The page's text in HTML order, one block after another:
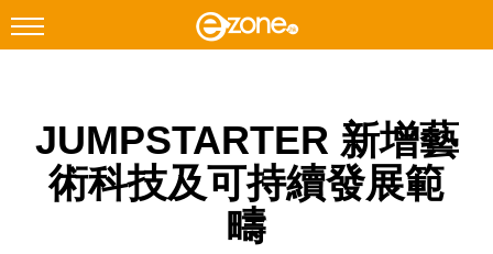
Facebook Instagram
科技焦點
JUMPSTARTER 新增藝
術科技及可持續發展範
疇